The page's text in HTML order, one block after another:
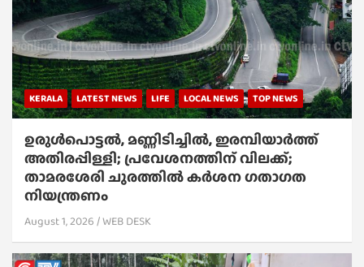
KERALA LATEST NEWS LIFE LOCAL NEWS TOP NEWS
ഉരുൾപൊട്ടൽ, മണ്ണിടിച്ചിൽ, ഇരമ്പിയാര്‍ത്ത്
അതിരപ്പിള്ളി; പ്രവേശനത്തിന് വിലക്ക്;
താമരശേരി ചുരത്തില്‍ കര്‍ശന ഗതാഗത
നിയന്ത്രണം
August 1, 2026 WEB DESK